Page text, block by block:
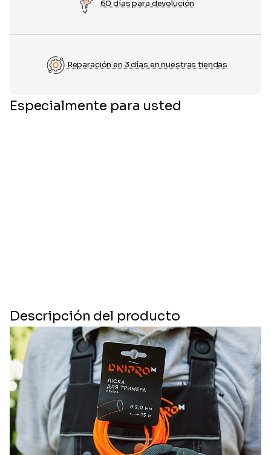
60 días para devolución
Reparación en 3 días en nuestras tiendas
Especialmente para usted
Descripción del producto